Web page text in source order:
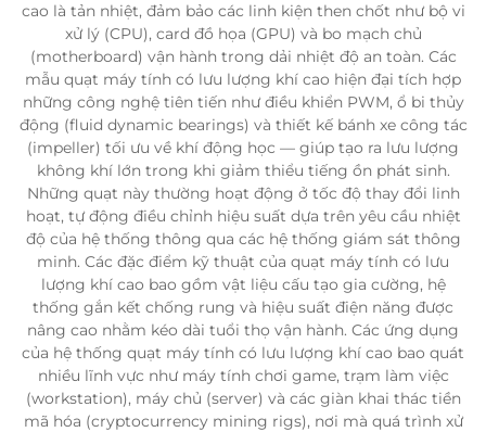
cao là tản nhiệt, đảm bảo các linh kiện then chốt như bộ vi
xử lý (CPU), card đồ họa (GPU) và bo mạch chủ
(motherboard) vận hành trong dải nhiệt độ an toàn. Các
mẫu quạt máy tính có lưu lượng khí cao hiện đại tích hợp
những công nghệ tiên tiến như điều khiển PWM, ổ bi thủy
động (fluid dynamic bearings) và thiết kế bánh xe công tác
(impeller) tối ưu về khí động học — giúp tạo ra lưu lượng
không khí lớn trong khi giảm thiểu tiếng ồn phát sinh.
Những quạt này thường hoạt động ở tốc độ thay đổi linh
hoạt, tự động điều chỉnh hiệu suất dựa trên yêu cầu nhiệt
độ của hệ thống thông qua các hệ thống giám sát thông
minh. Các đặc điểm kỹ thuật của quạt máy tính có lưu
lượng khí cao bao gồm vật liệu cấu tạo gia cường, hệ
thống gắn kết chống rung và hiệu suất điện năng được
nâng cao nhằm kéo dài tuổi thọ vận hành. Các ứng dụng
của hệ thống quạt máy tính có lưu lượng khí cao bao quát
nhiều lĩnh vực như máy tính chơi game, trạm làm việc
(workstation), máy chủ (server) và các giàn khai thác tiền
mã hóa (cryptocurrency mining rigs), nơi mà quá trình xử